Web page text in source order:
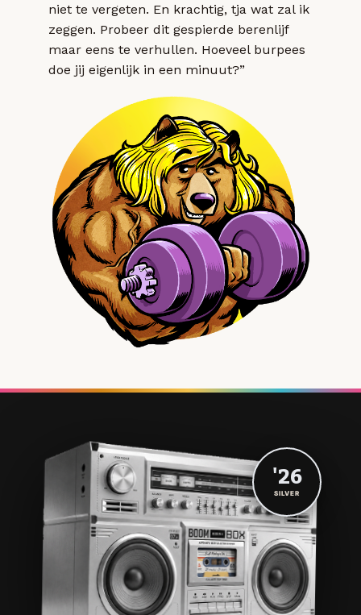
niet te vergeten. En krachtig, tja wat zal ik
zeggen. Probeer dit gespierde berenlijf
maar eens te verhullen. Hoeveel burpees
doe jij eigenlijk in een minuut?”
'26
SILVER